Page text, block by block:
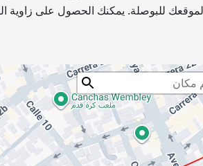
لموقعك للبوصلة. يمكنك الحصول على زاوية